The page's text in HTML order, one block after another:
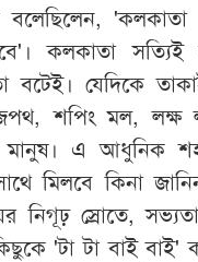
'কলকাতা
কলকাতা সত্যিই
বটেই। যেদিকে
শপিং মল,
মানুষ। এ আধুনিক
মিলবে কিনা
নিগূঢ় স্রোতে,
'টা টা বাই